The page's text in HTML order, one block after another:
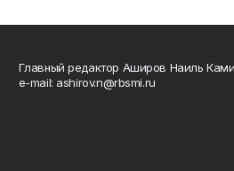
Главный редактор Аширов Наиль
e-mail: ashirov.n@rbsmi.ru